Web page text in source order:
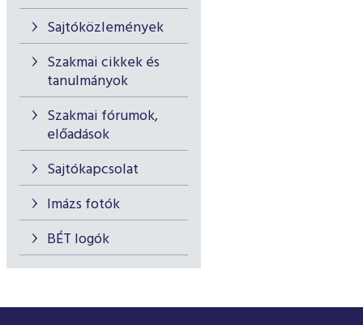
Sajtóközlemények
Szakmai cikkek és
tanulmányok
Szakmai fórumok,
előadások
Sajtókapcsolat
Imázs fotók
BÉT logók